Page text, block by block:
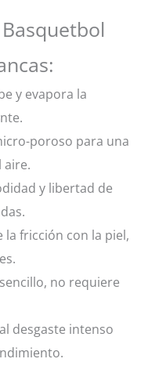
y evapora la
poroso para una
aire.
y libertad de
la fricción con la piel,
no requiere
desgaste intenso